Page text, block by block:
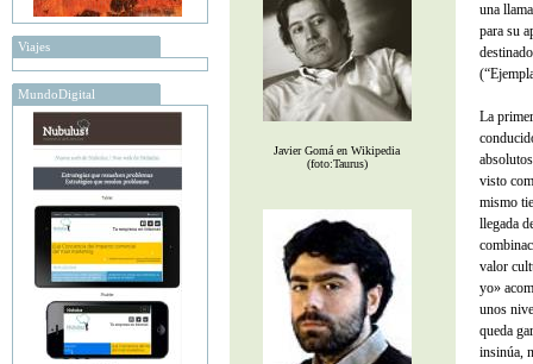
Viajes
MundoDigital
Javier Gomá en Wikipedia
(foto:Taurus)
una
para su
La
visto
mismo
llegada
valor
yo»
unos
queda
insinúa,